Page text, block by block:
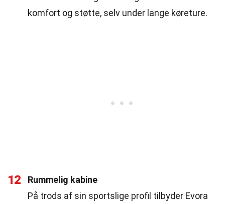
komfort og støtte, selv under lange køreture.
12
Rummelig kabine
På trods af sin sportslige profil tilbyder Evora